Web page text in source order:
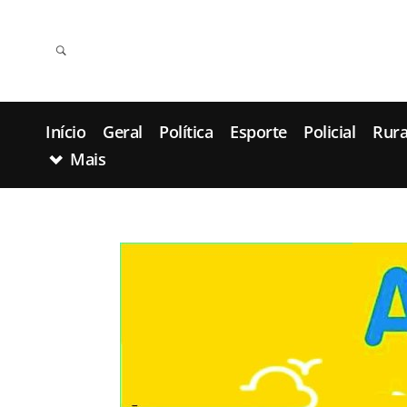
Início Geral Política Esporte Policial
Mais